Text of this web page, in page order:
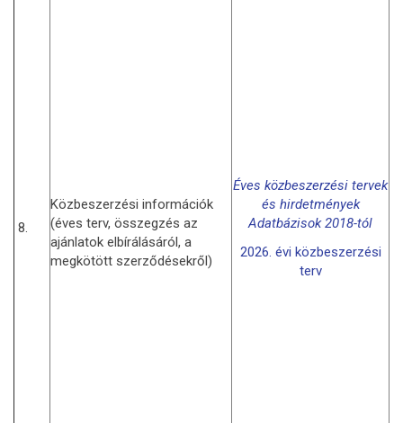
8.
Közbeszerzési információk
(éves terv, összegzés az
ajánlatok elbírálásáról, a
megkötött szerződésekről)
Éves közbeszerzési tervek
és hirdetmények
Adatbázisok 2018-tól
2026. évi közbeszerzési
terv